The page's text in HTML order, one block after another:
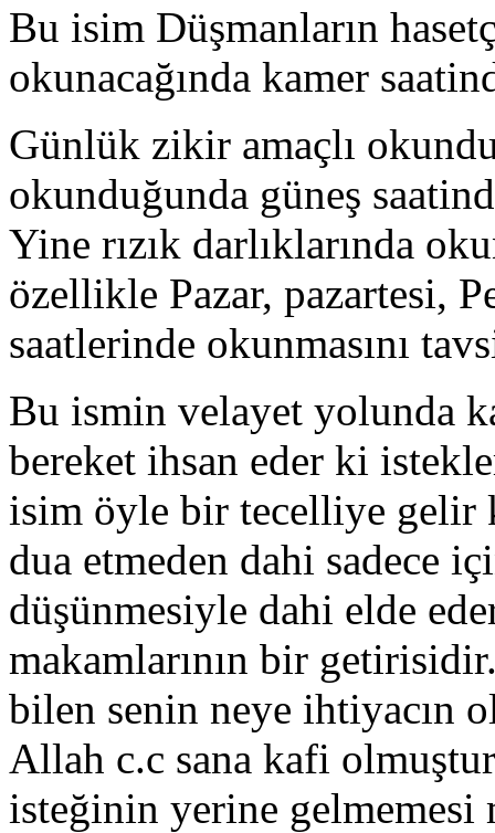
Bu isim Düşmanların
okunacağında kamer
Günlük zikir amaçlı
okunduğunda güneş
Yine rızık darlıklarında
özellikle Pazar, pazartesi,
saatlerinde okunmasını
Bu ismin velayet yolunda
bereket ihsan eder ki
isim öyle bir tecelliye
dua etmeden dahi sadece
düşünmesiyle dahi elde
makamlarının bir
bilen senin neye ihtiyacın
Allah c.c sana kafi
isteğinin yerine gelmemesi